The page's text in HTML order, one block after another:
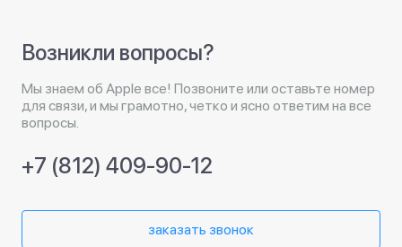
Возникли вопросы?
Мы знаем об Apple все! Позвоните или оставьте номер
для связи, и мы грамотно, четко и ясно ответим на все
вопросы.
+7 (812) 409-90-12
заказать звонок